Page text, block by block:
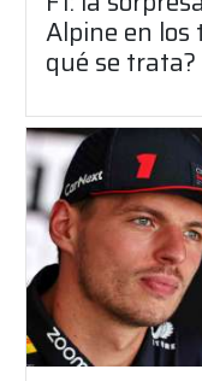
Alpine en los
qué se trata?